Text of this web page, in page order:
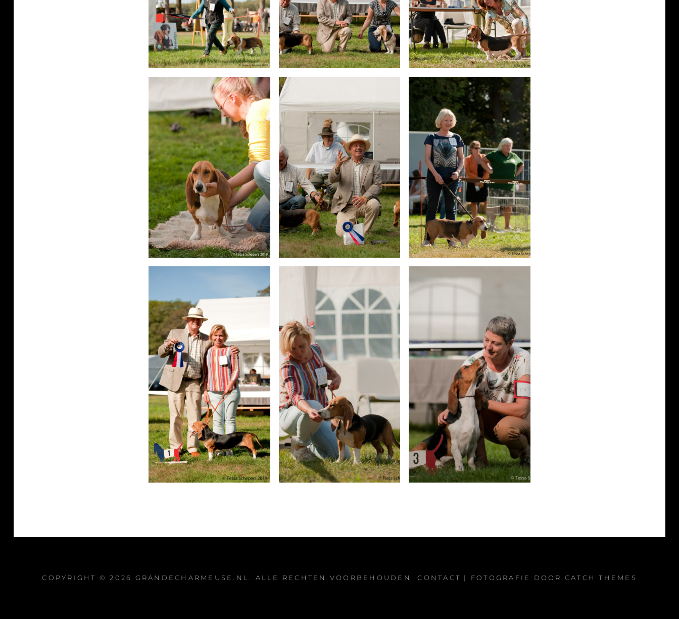
COPYRIGHT © 2026 GRANDECHARMEUSE.NL. ALLE RECHTEN VOORBEHOUDEN.CONTACT | FOTOGRAFIE DOOR CATCH THEMES